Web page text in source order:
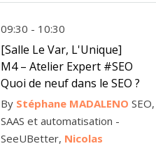
09:30 - 10:30
[Salle Le Var, L'Unique]
M4 – Atelier Expert #SEO
Quoi de neuf dans le SEO ?
By Stéphane MADALENO SEO,
SAAS et automatisation -
SeeUBetter, Nicolas